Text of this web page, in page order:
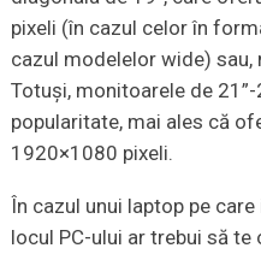
pixeli (în cazul celor în
cazul modelelor wide) sau,
Totuşi, monitoarele de
popularitate, mai ales că
1920×1080 pixeli.
În cazul unui laptop pe
locul PC-ului ar trebui să